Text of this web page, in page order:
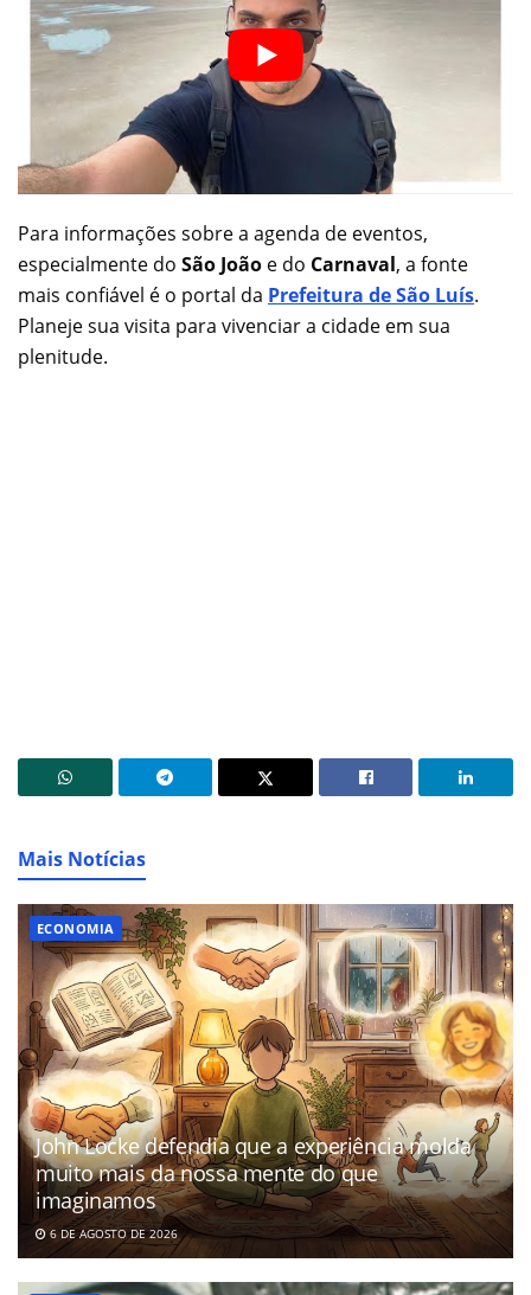
Para informações sobre a agenda de eventos,
especialmente do São João e do Carnaval, a fonte
mais confiável é o portal da Prefeitura de São Luís.
Planeje sua visita para vivenciar a cidade em sua
plenitude.
Mais Notícias
ECONOMIA
John Locke defendia que a experiência molda
muito mais da nossa mente do que
imaginamos
6 DE AGOSTO DE 2026